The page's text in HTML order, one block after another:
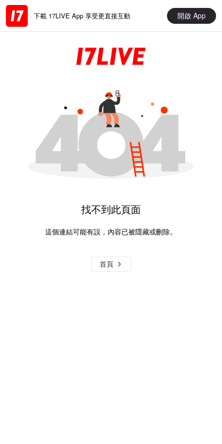
下載 17LIVE App 享受更直接互動 開啟 App
找不到此頁面
這個連結可能有誤，內容已被隱藏或刪除。
首頁